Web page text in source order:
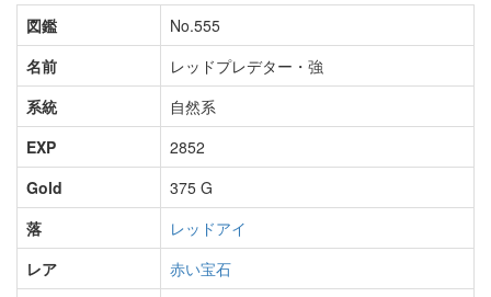
図鑑
No.555
名前
レッドプレデター・強
系統
自然系
EXP
2852
Gold
375 G
落
レッドアイ
レア
赤い宝石